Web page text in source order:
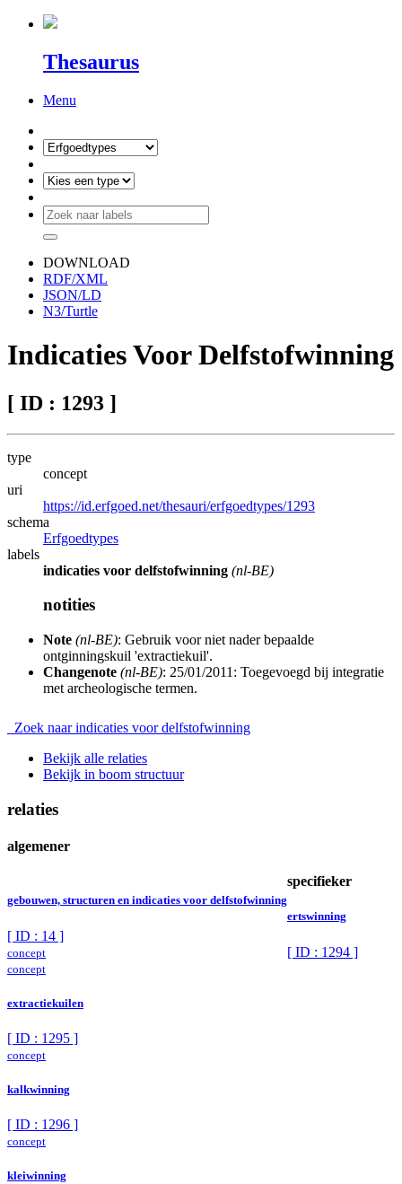
Thesaurus
Menu
DOWNLOAD
RDF/XML
JSON/LD
N3/Turtle
Indicaties Voor Delfstofwinning
[ ID : 1293 ]
type
concept
uri
https://id.erfgoed.net/thesauri/erfgoedtypes/1293
schema
Erfgoedtypes
labels
indicaties voor delfstofwinning (nl-BE)
notities
Note (nl-BE): Gebruik voor niet nader bepaalde
ontginningskuil 'extractiekuil'.
Changenote (nl-BE): 25/01/2011: Toegevoegd bij integratie
met archeologische termen.
Zoek naar indicaties voor delfstofwinning
Bekijk alle relaties
Bekijk in boom structuur
relaties
algemener
gebouwen, structuren en indicaties voor delfstofwinning
[ ID : 14 ]
concept
specifieker
ertswinning
[ ID : 1294 ]
concept
extractiekuilen
[ ID : 1295 ]
concept
kalkwinning
[ ID : 1296 ]
concept
kleiwinning